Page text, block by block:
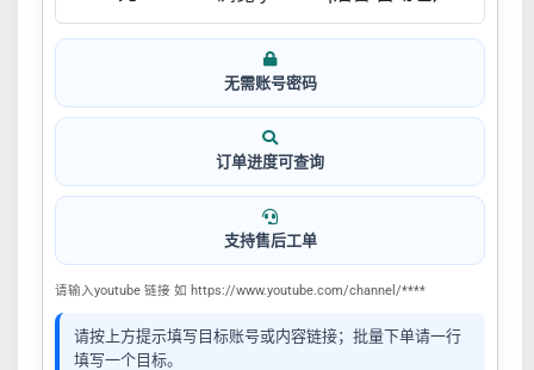
无需账号密码
订单进度可查询
支持售后工单
请输入youtube 链接 如 https://www.youtube.com/channel/****
请按上方提示填写目标账号或内容链接；批量下单请一行
填写一个目标。